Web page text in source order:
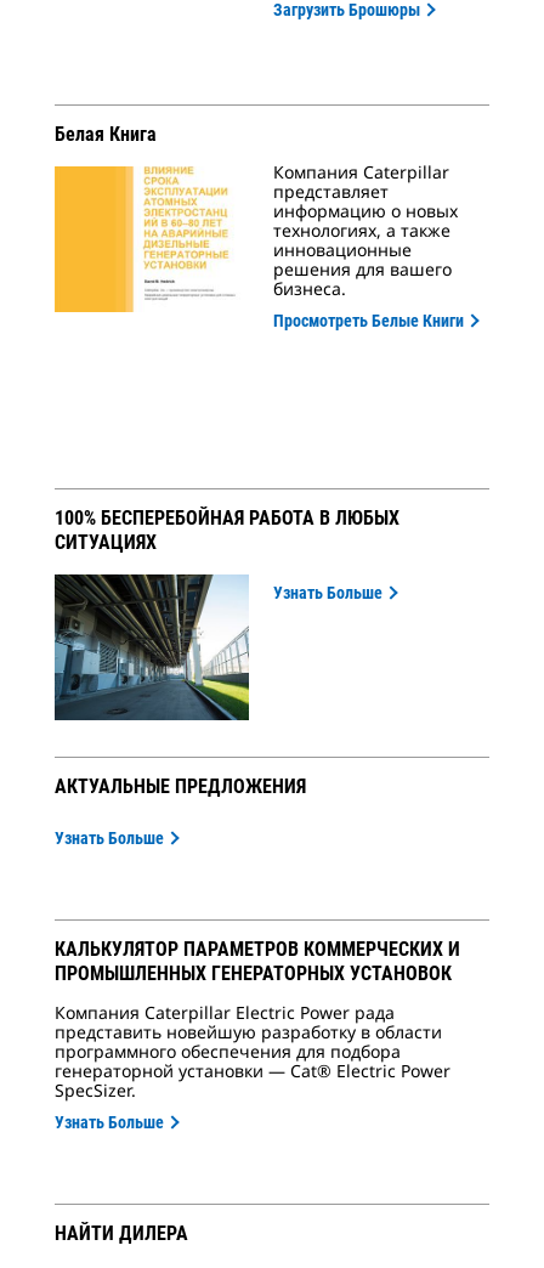
Загрузить Брошюры
Белая Книга
Компания Caterpillar
представляет
информацию о новых
технологиях, а также
инновационные
решения для вашего
бизнеса.
Просмотреть Белые Книги
100% БЕСПЕРЕБОЙНАЯ РАБОТА В ЛЮБЫХ
СИТУАЦИЯХ
Узнать Больше
АКТУАЛЬНЫЕ ПРЕДЛОЖЕНИЯ
Узнать Больше
КАЛЬКУЛЯТОР ПАРАМЕТРОВ КОММЕРЧЕСКИХ И
ПРОМЫШЛЕННЫХ ГЕНЕРАТОРНЫХ УСТАНОВОК
Компания Caterpillar Electric Power рада
представить новейшую разработку в области
программного обеспечения для подбора
генераторной установки — Cat® Electric Power
SpecSizer.
Узнать Больше
НАЙТИ ДИЛЕРА